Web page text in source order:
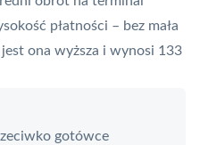
płatności – bez mała
ona wyższa i wynosi 133
gotówce